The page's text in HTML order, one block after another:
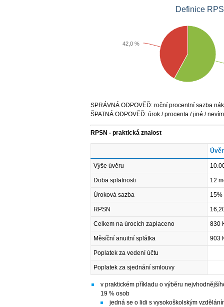
Definice
42,0 %
SPRÁVNÁ ODPOVĚĎ: roční procentní sazba
ŠPATNÁ ODPOVĚĎ: úrok / procenta / jiné / nevím
RPSN - praktická znalost
Výše úvěru
Doba splatnosti 12
Úroková sazba 15%
RPSN
Celkem na úrocích zaplaceno 830
Měsíční anuitní splátka 903
Poplatek za vedení účtu
Poplatek za sjednání smlouvy
v praktickém příkladu o výběru
19 % osob
jedná se o lidi s vysokoškolským